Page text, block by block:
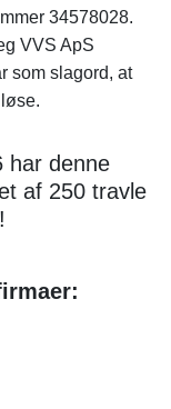
34578028.
VVS ApS
som slagord, at
har denne
af 250 travle